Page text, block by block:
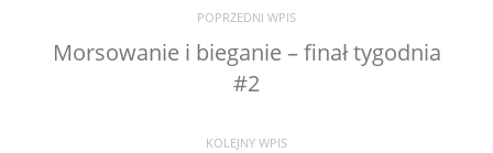
POPRZEDNI WPIS
Morsowanie i bieganie – finał tygodnia
#2
KOLEJNY WPIS